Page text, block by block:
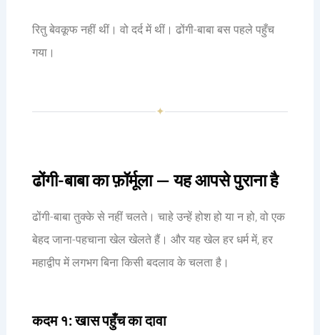
रितु बेवकूफ नहीं थीं। वो दर्द में थीं। ढोंगी-बाबा बस पहले पहुँच
गया।
✦
ढोंगी-बाबा का फ़ॉर्मूला — यह आपसे पुराना है
ढोंगी-बाबा तुक्के से नहीं चलते। चाहे उन्हें होश हो या न हो, वो एक
बेहद जाना-पहचाना खेल खेलते हैं। और यह खेल हर धर्म में, हर
महाद्वीप में लगभग बिना किसी बदलाव के चलता है।
कदम १: खास पहुँच का दावा